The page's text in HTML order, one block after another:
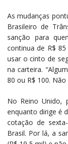
As mudanças
Brasileiro de
sanção para
continua de R$
usar o cinto de
na carteira.
80 ou R$ 100.
No Reino Unido,
enquanto dirige é
cotação de
Brasil. Por lá, a